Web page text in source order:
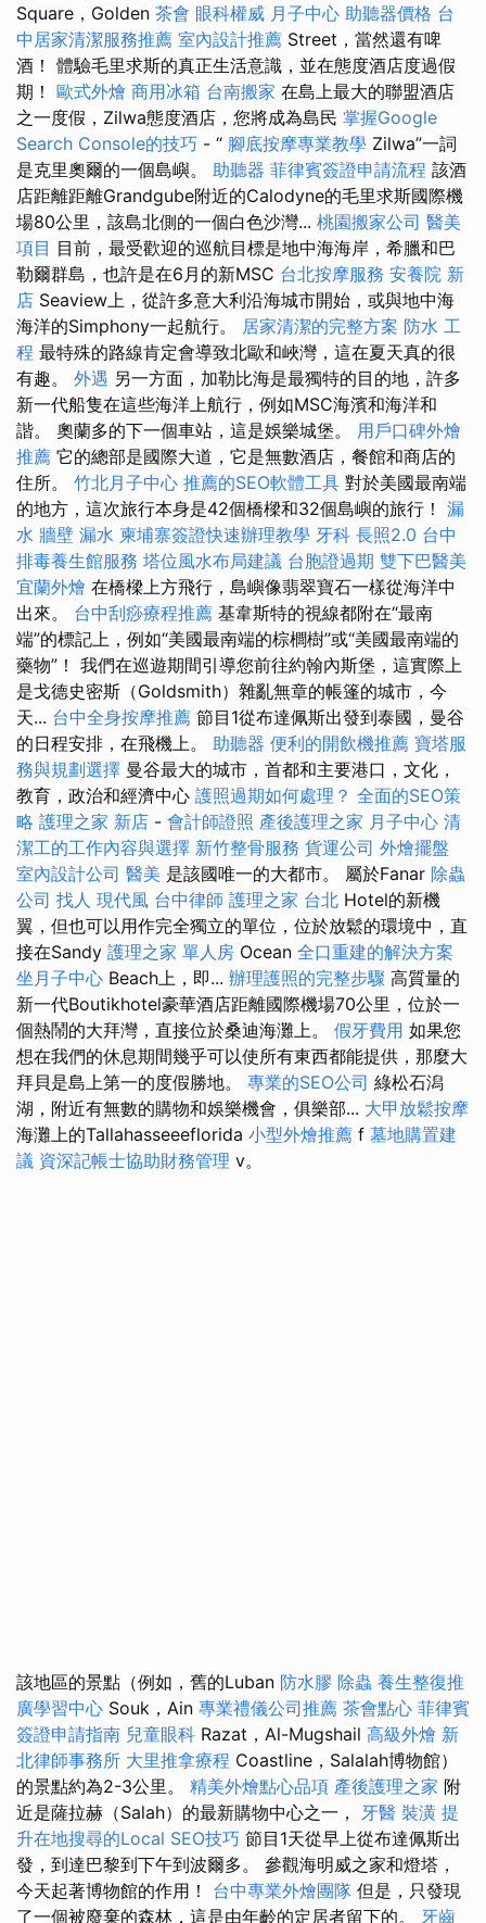
Square，Golden 茶會 眼科權威 月子中心 助聽器價格 台
中居家清潔服務推薦 室內設計推薦 Street，當然還有啤
酒！ 體驗毛里求斯的真正生活意識，並在態度酒店度過假
期！ 歐式外燴 商用冰箱 台南搬家 在島上最大的聯盟酒店
之一度假，Zilwa態度酒店，您將成為島民 掌握Google
Search Console的技巧 - “ 腳底按摩專業教學 Zilwa”一詞
是克里奧爾的一個島嶼。 助聽器 菲律賓簽證申請流程 該酒
店距離距離Grandgube附近的Calodyne的毛里求斯國際機
場80公里，該島北側的一個白色沙灣... 桃園搬家公司 醫美
項目 目前，最受歡迎的巡航目標是地中海海岸，希臘和巴
勒爾群島，也許是在6月的新MSC 台北按摩服務 安養院 新
店 Seaview上，從許多意大利沿海城市開始，或與地中海
海洋的Simphony一起航行。 居家清潔的完整方案 防水 工
程 最特殊的路線肯定會導致北歐和峽灣，這在夏天真的很
有趣。 外遇 另一方面，加勒比海是最獨特的目的地，許多
新一代船隻在這些海洋上航行，例如MSC海濱和海洋和
諧。 奧蘭多的下一個車站，這是娛樂城堡。 用戶口碑外燴
推薦 它的總部是國際大道，它是無數酒店，餐館和商店的
住所。 竹北月子中心 推薦的SEO軟體工具 對於美國最南端
的地方，這次旅行本身是42個橋樑和32個島嶼的旅行！ 漏
水 牆壁 漏水 柬埔寨簽證快速辦理教學 牙科 長照2.0 台中
排毒養生館服務 塔位風水布局建議 台胞證過期 雙下巴醫美
宜蘭外燴 在橋樑上方飛行，島嶼像翡翠寶石一樣從海洋中
出來。 台中刮痧療程推薦 基韋斯特的視線都附在“最南
端”的標記上，例如“美國最南端的棕櫚樹”或“美國最南端的
藥物”！ 我們在巡遊期間引導您前往約翰內斯堡，這實際上
是戈德史密斯（Goldsmith）雜亂無章的帳篷的城市，今
天... 台中全身按摩推薦 節目1從布達佩斯出發到泰國，曼谷
的日程安排，在飛機上。 助聽器 便利的開飲機推薦 寶塔服
務與規劃選擇 曼谷最大的城市，首都和主要港口，文化，
教育，政治和經濟中心 護照過期如何處理？ 全面的SEO策
略 護理之家 新店 - 會計師證照 產後護理之家 月子中心 清
潔工的工作內容與選擇 新竹整骨服務 貨運公司 外燴擺盤
室內設計公司 醫美 是該國唯一的大都市。 屬於Fanar 除蟲
公司 找人 現代風 台中律師 護理之家 台北 Hotel的新機
翼，但也可以用作完全獨立的單位，位於放鬆的環境中，直
接在Sandy 護理之家 單人房 Ocean 全口重建的解決方案
坐月子中心 Beach上，即... 辦理護照的完整步驟 高質量的
新一代Boutikhotel豪華酒店距離國際機場70公里，位於一
個熱鬧的大拜灣，直接位於桑迪海灘上。 假牙費用 如果您
想在我們的休息期間幾乎可以使所有東西都能提供，那麼大
拜貝是島上第一的度假勝地。 專業的SEO公司 綠松石潟
湖，附近有無數的購物和娛樂機會，俱樂部... 大甲放鬆按摩
海灘上的Tallahasseeeflorida 小型外燴推薦 f 墓地購置建
議 資深記帳士協助財務管理 v。
該地區的景點（例如，舊的Luban 防水膠 除蟲 養生整復推
廣學習中心 Souk，Ain 專業禮儀公司推薦 茶會點心 菲律賓
簽證申請指南 兒童眼科 Razat，Al-Mugshail 高級外燴 新
北律師事務所 大里推拿療程 Coastline，Salalah博物館）
的景點約為2-3公里。 精美外燴點心品項 產後護理之家 附
近是薩拉赫（Salah）的最新購物中心之一， 牙醫 裝潢 提
升在地搜尋的Local SEO技巧 節目1天從早上從布達佩斯出
發，到達巴黎到下午到波爾多。 參觀海明威之家和燈塔，
今天起著博物館的作用！ 台中專業外燴團隊 但是，只發現
了一個被廢棄的森林，這是由年齡的定居者留下的。 牙齒